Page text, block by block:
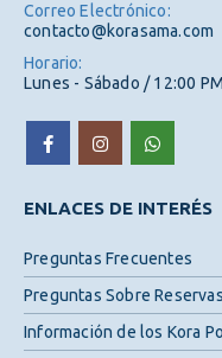
Correo Electrónico:
contacto@korasama.com
Horario:
Lunes - Sábado / 12:00
ENLACES DE INTERÉS
Preguntas Frecuentes
Preguntas Sobre Reservas
Información de los Kora